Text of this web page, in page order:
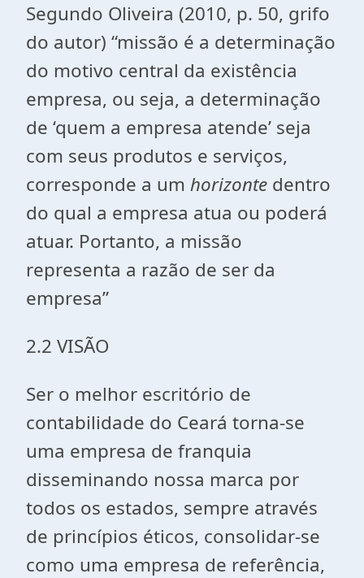
Segundo Oliveira (2010, p. 50, grifo
do autor) “missão é a determinação
do motivo central da existência
empresa, ou seja, a determinação
de ‘quem a empresa atende’ seja
com seus produtos e serviços,
corresponde a um horizonte dentro
do qual a empresa atua ou poderá
atuar. Portanto, a missão
representa a razão de ser da
empresa”
2.2 VISÃO
Ser o melhor escritório de
contabilidade do Ceará torna-se
uma empresa de franquia
disseminando nossa marca por
todos os estados, sempre através
de princípios éticos, consolidar-se
como uma empresa de referência,